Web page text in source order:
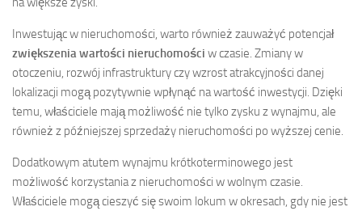
Inwestując w nieruchomości, warto również zauważyć potencjał
zwiększenia wartości nieruchomości w czasie. Zmiany w
otoczeniu, rozwój infrastruktury czy wzrost atrakcyjności danej
lokalizacji mogą pozytywnie wpłynąć na wartość inwestycji. Dzięki
temu, właściciele mają możliwość nie tylko zysku z wynajmu, ale
również z późniejszej sprzedaży nieruchomości po wyższej cenie.
Dodatkowym atutem wynajmu krótkoterminowego jest
możliwość korzystania z nieruchomości w wolnym czasie.
Właściciele mogą cieszyć się swoim lokum w okresach, gdy nie jest